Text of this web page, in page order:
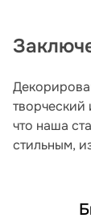
творческий
что наша
стильным,